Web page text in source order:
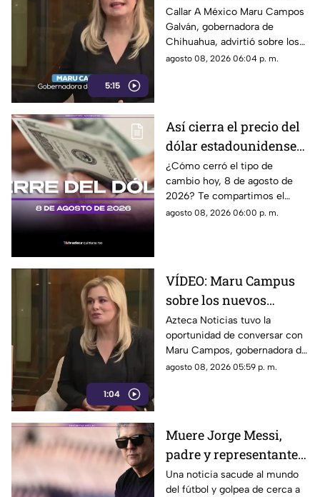
5:15
RIESGOS de los nuevos
lineamientos
propuestos por el
Gobierno
Callar A México Maru Campos
Galván, gobernadora de
Chihuahua, advirtió sobre los
riesgos que podrían
disposiciones podrían
utilizarse para sancionar a
medios y periodistas críticos,
además de abrir la puerta a
que el poder determine qué
contenidos son información,
opinión o motivo de sanción.
agosto 08, 2026 06:04 p. m.
Así cierra el precio del
dólar estadounidense
HOY, sábado 8 de
agosto de 2026, en
Cancún
¿Cómo cerró el tipo de
cambio hoy, 8 de agosto de
2026? Te compartimos el
precio del dólar al cierre de
agosto 08, 2026 06:00 p. m.
1:04
VÍDEO: Maru Campus
sobre los nuevos
lineamientos y señala
que son un riesgo para
la libertad de expresión
Azteca Noticias tuvo la
oportunidad de conversar con
Maru Campos, gobernadora de
Chihuahua, quien habló sobre
convertirse en una forma de
censura impulsada desde el
Gobierno Federal.
agosto 08, 2026 05:59 p. m.
Muere Jorge Messi,
padre y representante
de Lionel Messi
Una noticia sacude al mundo
del fútbol y golpea de cerca a